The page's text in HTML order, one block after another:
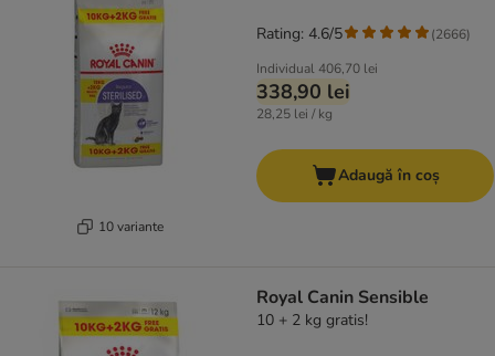
10 variante
Individual406,70 lei
338,90 lei
28,25 lei / kg
Rating: 4.6/5 (2666)
Adaugă în coș
Royal Canin Sensible
10 + 2 kg gratis!